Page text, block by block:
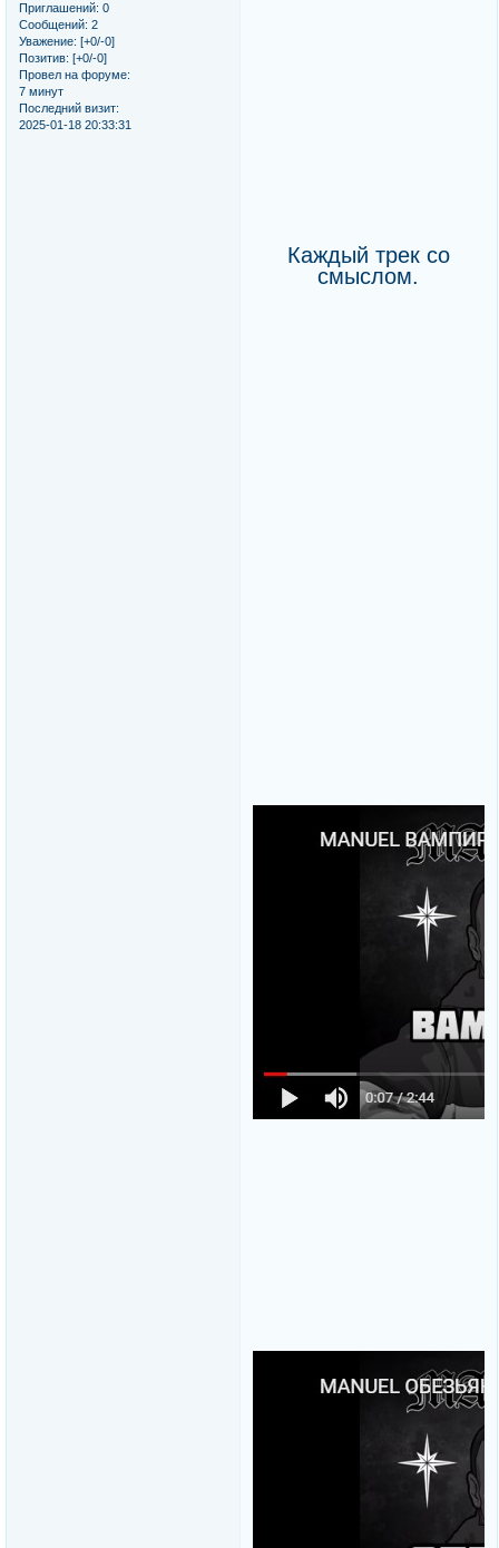
Приглашений: 0
Сообщений: 2
Уважение: [+0/-0]
Позитив: [+0/-0]
Провел на форуме:
7 минут
Последний визит:
2025-01-18 20:33:31
Каждый трек со
смыслом.